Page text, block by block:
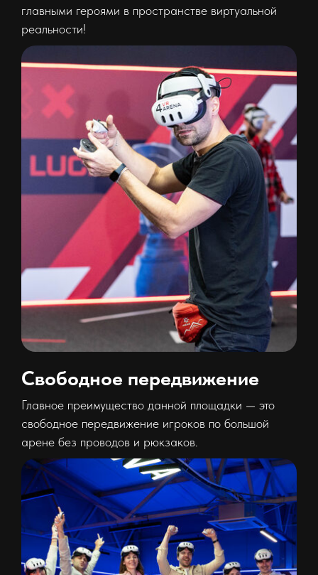
главными героями в пространстве виртуальной
реальности!
Свободное передвижение
Главное преимущество данной площадки — это
свободное передвижение игроков по большой
арене без проводов и рюкзаков.